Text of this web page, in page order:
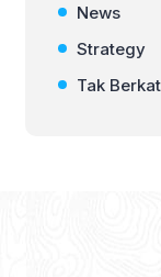
News
Strategy
Tak